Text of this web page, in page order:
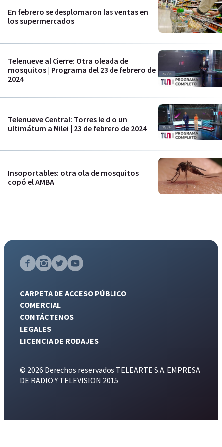
En febrero se desplomaron las ventas en
los supermercados
Telenueve al Cierre: Otra oleada de
mosquitos | Programa del 23 de febrero de
2024
Telenueve Central: Torres le dio un
ultimátum a Milei | 23 de febrero de 2024
Insoportables: otra ola de mosquitos
copó el AMBA
CARPETA DE ACCESO PÚBLICO
COMERCIAL
CONTÁCTENOS
LEGALES
LICENCIA DE RODAJES
© 2026 Derechos reservados TELEARTE S.A. EMPRESA
DE RADIO Y TELEVISION 2015